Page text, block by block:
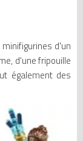
d'un
d'une fripouille
également des